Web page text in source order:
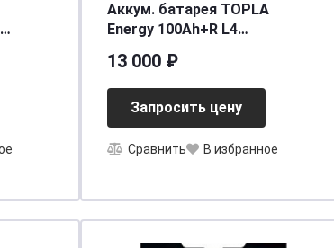
Аккум. батарея TOPLA
Energy 100Ah+R L4
13 000 ₽
Запросить цену
Сравнить В избранное